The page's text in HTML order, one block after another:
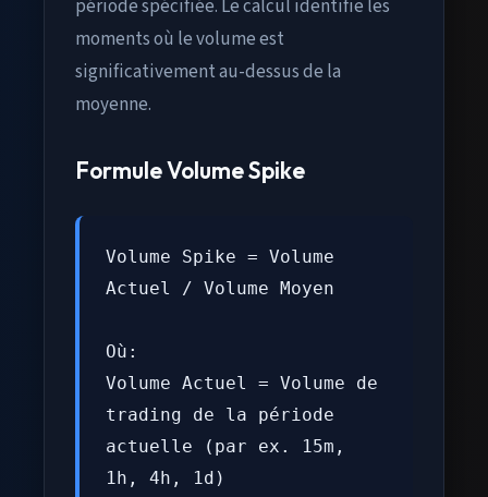
période spécifiée. Le calcul identifie les
moments où le volume est
significativement au-dessus de la
moyenne.
Formule Volume Spike
Volume Spike = Volume
Actuel / Volume Moyen
Où:
Volume Actuel = Volume de
trading de la période
actuelle (par ex. 15m,
1h, 4h, 1d)